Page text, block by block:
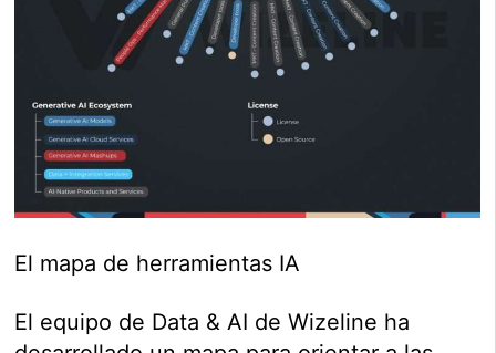
El mapa de herramientas IA
El equipo de Data & AI de Wizeline ha